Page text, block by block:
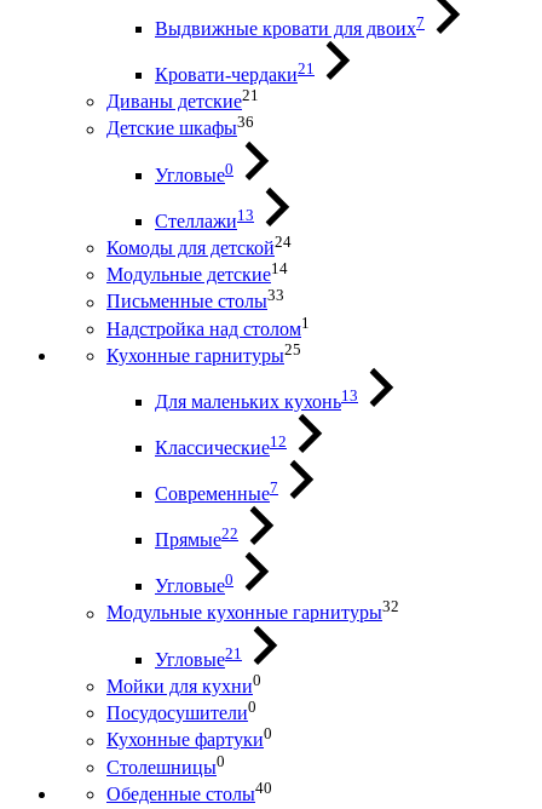
Выдвижные кровати для двоих7
Кровати-чердаки21
Диваны детские21
Детские шкафы36
Угловые0
Стеллажи13
Комоды для детской24
Модульные детские14
Письменные столы33
Надстройка над столом1
Кухонные гарнитуры25
Для маленьких кухонь13
Классические12
Современные7
Прямые22
Угловые0
Модульные кухонные гарнитуры32
Угловые21
Мойки для кухни0
Посудосушители0
Кухонные фартуки0
Столешницы0
Обеденные столы40